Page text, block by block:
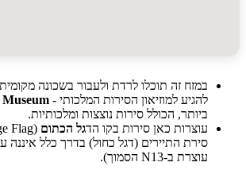
במזח זה תוכלו לרדת ולעבור בשכונה מקומית
להגיע למוזיאון הסירות המלכותי -Barges Museum
ביותר, הכולל סירות נוצצות ומלכותיות.
עוצרות כאן סירות בקו הדגל הכתום
סירת התיירים (דגל כחול) בדרך כלל איננה
עוצרת ב-N13 הסמוך).